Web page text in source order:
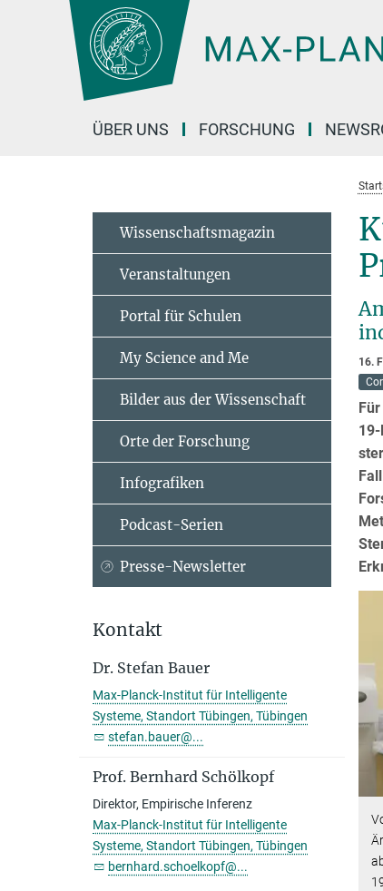
Hauptinhalt
ÜBER UNS FORSCHUNG
16.
Wissenschaftsmagazin
Veranstaltungen
Portal für Schulen
My Science and Me
Bilder aus der Wissenschaft
Orte der Forschung
Infografiken
Podcast-Serien
Presse-Newsletter
Kontakt
Dr. Stefan Bauer
Max-Planck-Institut für Intelligente
Systeme, Standort Tübingen, Tübingen
stefan.bauer@...
Prof. Bernhard Schölkopf
Direktor, Empirische Inferenz
Max-Planck-Institut für Intelligente
Systeme, Standort Tübingen, Tübingen
bernhard.schoelkopf@...